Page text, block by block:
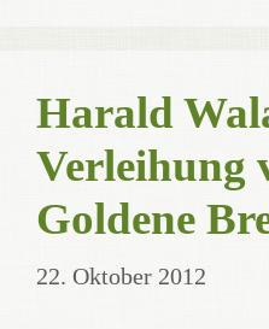
Harald
Verleihung
Goldene
22. Oktober 2012